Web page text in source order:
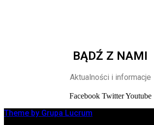
BĄDŹ Z NAMI
Aktualności i informacje
Facebook Twitter Youtube
Theme by Grupa Lucrum